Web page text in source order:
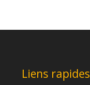
Liens rapides